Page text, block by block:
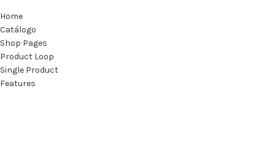
Home
Catálogo
Shop Pages
Product Loop
Single Product
Features